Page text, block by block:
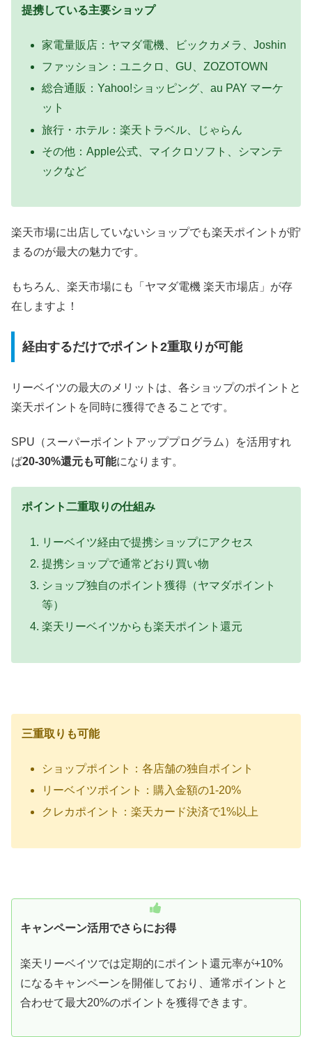
提携している主要ショップ
家電量販店：ヤマダ電機、ビックカメラ、Joshin
ファッション：ユニクロ、GU、ZOZOTOWN
総合通販：Yahoo!ショッピング、au PAY マーケ
ット
旅行・ホテル：楽天トラベル、じゃらん
その他：Apple公式、マイクロソフト、シマンテ
ックなど
楽天市場に出店していないショップでも楽天ポイントが貯
まるのが最大の魅力です。
もちろん、楽天市場にも「ヤマダ電機 楽天市場店」が存
在しますよ！
経由するだけでポイント2重取りが可能
リーベイツの最大のメリットは、各ショップのポイントと
楽天ポイントを同時に獲得できることです。
SPU（スーパーポイントアッププログラム）を活用すれ
ば20-30%還元も可能になります。
ポイント二重取りの仕組み
リーベイツ経由で提携ショップにアクセス
提携ショップで通常どおり買い物
ショップ独自のポイント獲得（ヤマダポイント
等）
楽天リーベイツからも楽天ポイント還元
三重取りも可能
ショップポイント：各店舗の独自ポイント
リーベイツポイント：購入金額の1-20%
クレカポイント：楽天カード決済で1%以上
キャンペーン活用でさらにお得
楽天リーベイツでは定期的にポイント還元率が+10%
になるキャンペーンを開催しており、通常ポイントと
合わせて最大20%のポイントを獲得できます。